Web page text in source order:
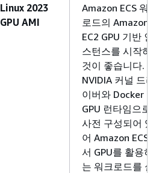
Linux 2023
GPU AMI
Amazon ECS 워크
로드의 Amazon
EC2 GPU 기반 인
스턴스를 시작하
것이 좋습니다.
NVIDIA 커널 드라
이버와 Docker
GPU 런타임으로
사전 구성되어 있
어 Amazon ECS에
서 GPU를 활용하
는 워크로드를 실